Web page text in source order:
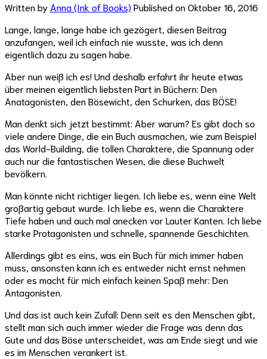
Written by Anna (Ink of Books) Published onOktober 16, 2016
Lange, lange, lange habe ich gezögert, diesen Beitrag
anzufangen, weil ich einfach nie wusste, was ich denn
eigentlich dazu zu sagen habe.
Aber nun weiß ich es! Und deshalb erfahrt ihr heute etwas
über meinen eigentlich liebsten Part in Büchern: Den
Anatagonisten, den Bösewicht, den Schurken, das BÖSE!
Man denkt sich jetzt bestimmt: Aber warum? Es gibt doch so
viele andere Dinge, die ein Buch ausmachen, wie zum Beispiel
das World-Building, die tollen Charaktere, die Spannung oder
auch nur die fantastischen Wesen, die diese Buchwelt
bevölkern.
Man könnte nicht richtiger liegen. Ich liebe es, wenn eine Welt
großartig gebaut wurde. Ich liebe es, wenn die Charaktere
Tiefe haben und auch mal anecken vor Lauter Kanten. Ich liebe
starke Protagonisten und schnelle, spannende Geschichten.
Allerdings gibt es eins, was ein Buch für mich immer haben
muss, ansonsten kann ich es entweder nicht ernst nehmen
oder es macht für mich einfach keinen Spaß mehr: Den
Antagonisten.
Und das ist auch kein Zufall: Denn seit es den Menschen gibt,
stellt man sich auch immer wieder die Frage was denn das
Gute und das Böse unterscheidet, was am Ende siegt und wie
es im Menschen verankert ist.